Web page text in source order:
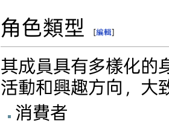
角色類型 [編輯]
其成員具有多樣化的
活動和興趣方向，大
消費者